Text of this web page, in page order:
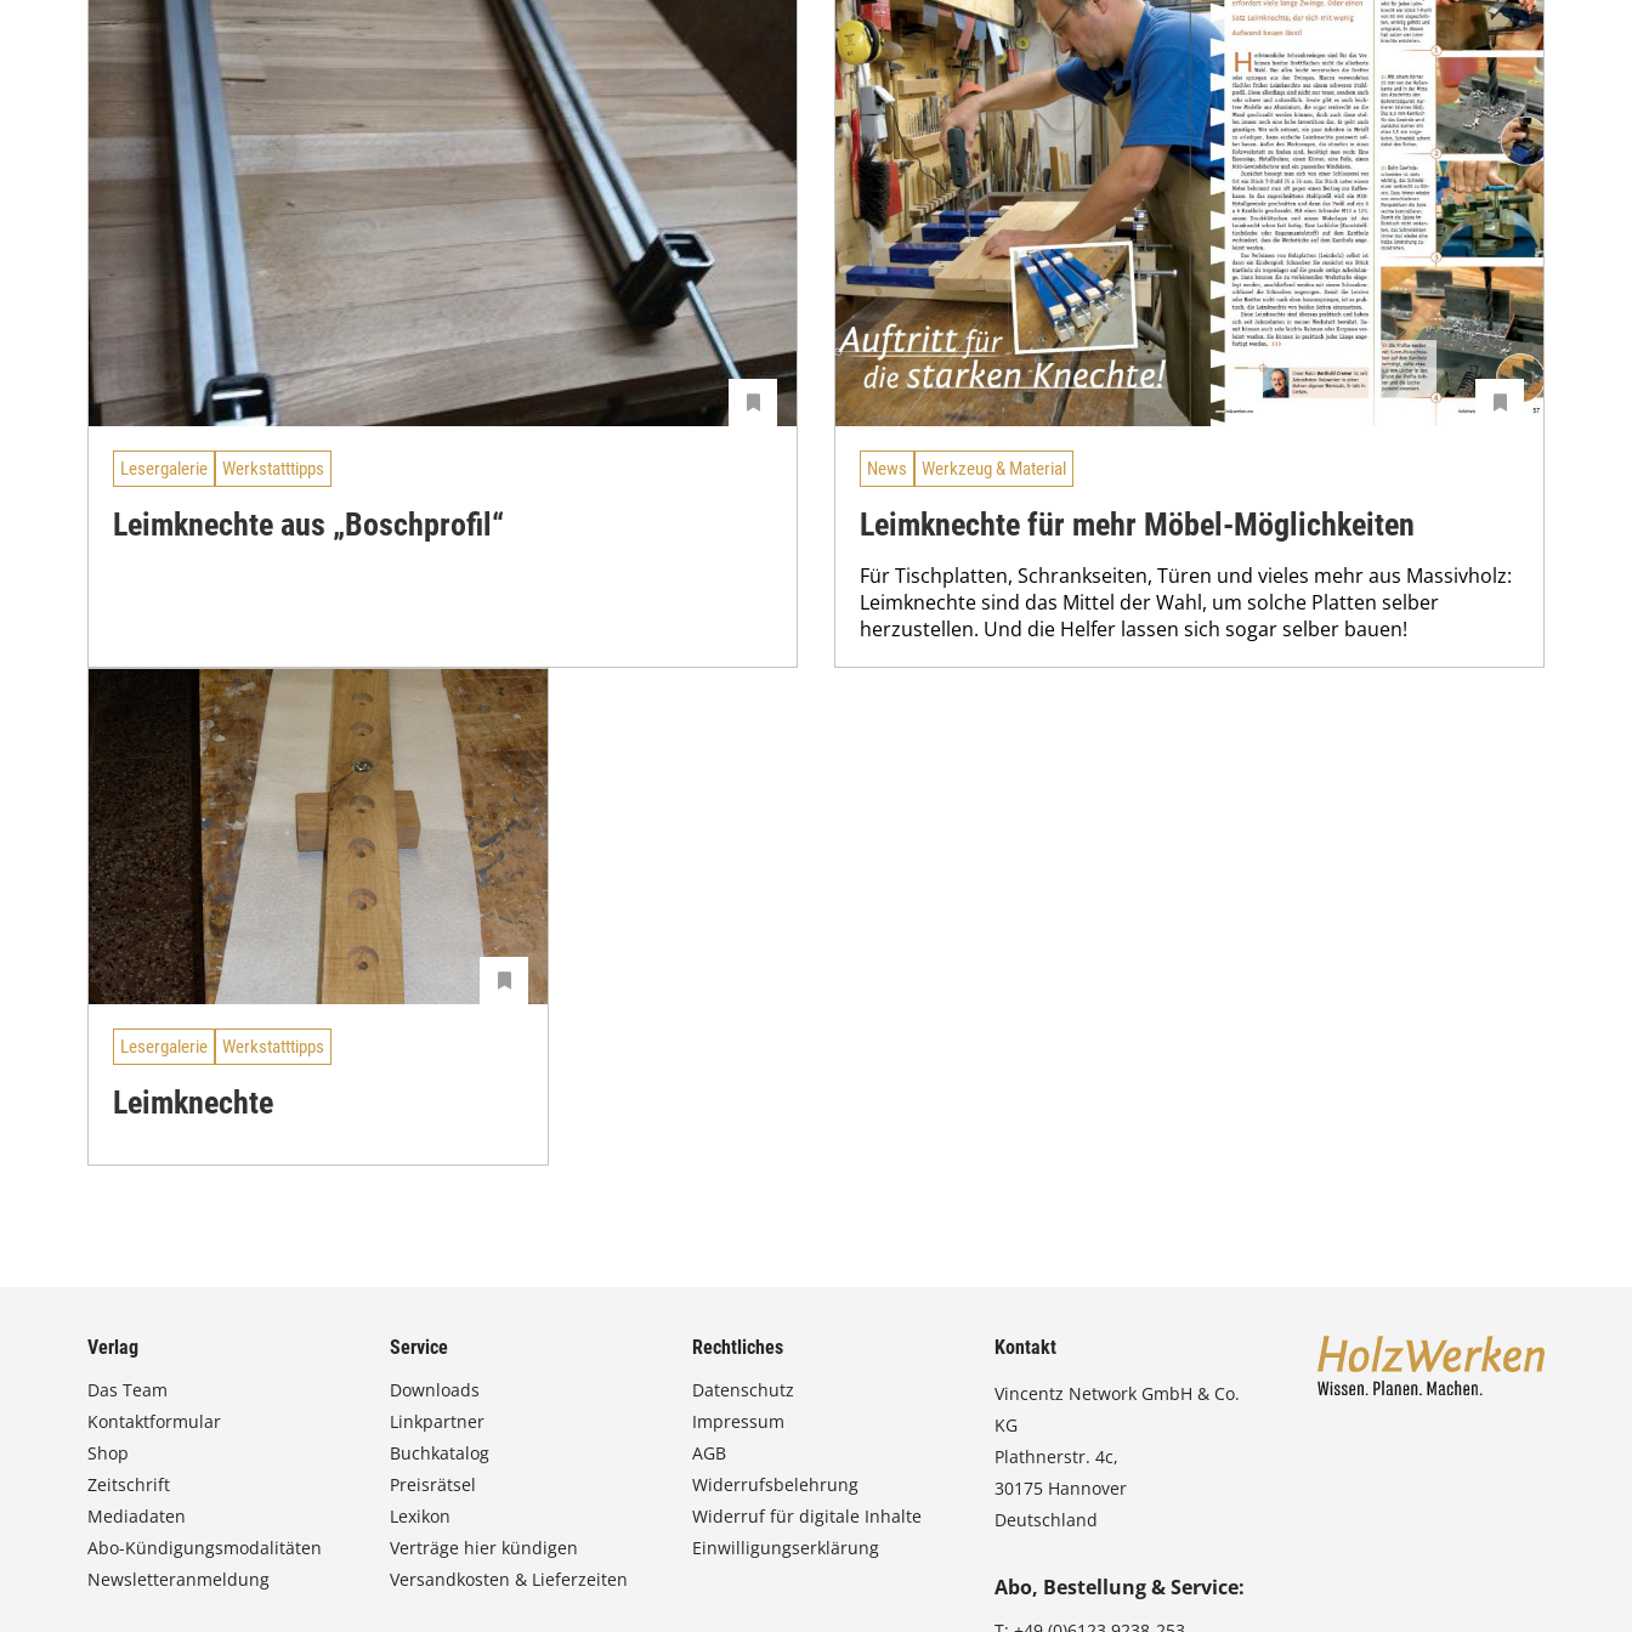
Lesergalerie Werkstatttipps
Leimknechte aus „Boschprofil“
News Werkzeug & Material
Leimknechte für mehr Möbel-Möglichkeiten
Für Tischplatten, Schrankseiten, Türen und vieles mehr aus Massivholz:
Leimknechte sind das Mittel der Wahl, um solche Platten selber
herzustellen. Und die Helfer lassen sich sogar selber bauen!
Lesergalerie Werkstatttipps
Leimknechte
Verlag
Das Team
Kontaktformular
Shop
Zeitschrift
Mediadaten
Abo-Kündigungsmodalitäten
Newsletteranmeldung
Service
Downloads
Linkpartner
Buchkatalog
Preisrätsel
Lexikon
Verträge hier kündigen
Versandkosten & Lieferzeiten
Rechtliches
Datenschutz
Impressum
AGB
Widerrufsbelehrung
Widerruf für digitale Inhalte
Einwilligungserklärung
Kontakt
Vincentz Network GmbH & Co.
KG
Plathnerstr. 4c,
30175 Hannover
Deutschland
Abo, Bestellung & Service: